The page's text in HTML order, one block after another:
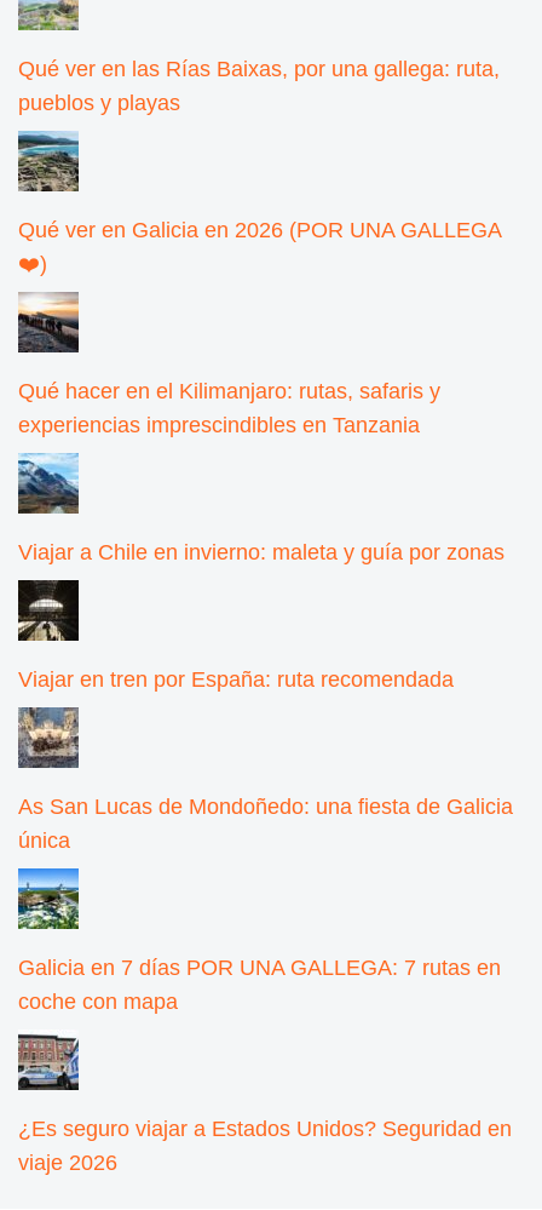
Qué ver en las Rías Baixas, por una gallega: ruta,
pueblos y playas
Qué ver en Galicia en 2026 (POR UNA GALLEGA
❤️)
Qué hacer en el Kilimanjaro: rutas, safaris y
experiencias imprescindibles en Tanzania
Viajar a Chile en invierno: maleta y guía por zonas
Viajar en tren por España: ruta recomendada
As San Lucas de Mondoñedo: una fiesta de Galicia
única
Galicia en 7 días POR UNA GALLEGA: 7 rutas en
coche con mapa
¿Es seguro viajar a Estados Unidos? Seguridad en
viaje 2026